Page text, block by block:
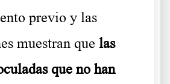
previo y las
muestran que las
que no han